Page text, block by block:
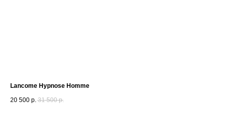
Lancome Hypnose Homme
20 500 р. 31 500 р.